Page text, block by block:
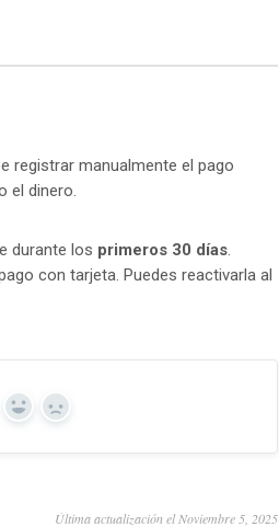
registrar manualmente el pago
el dinero.
durante los primeros 30 días.
con tarjeta. Puedes reactivarla al
Yes No
Última actualización el Noviembre 5, 2025